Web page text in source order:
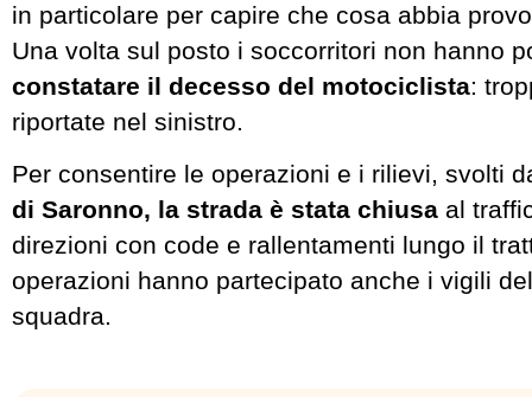
in particolare per capire che cosa abbia
Una volta sul posto i soccorritori non hanno
constatare il decesso del motociclista:
riportate nel sinistro.
Per consentire le operazioni e i rilievi, svolti
di Saronno, la strada è stata chiusa al
direzioni con code e rallentamenti lungo il
operazioni hanno partecipato anche i vigili
squadra.